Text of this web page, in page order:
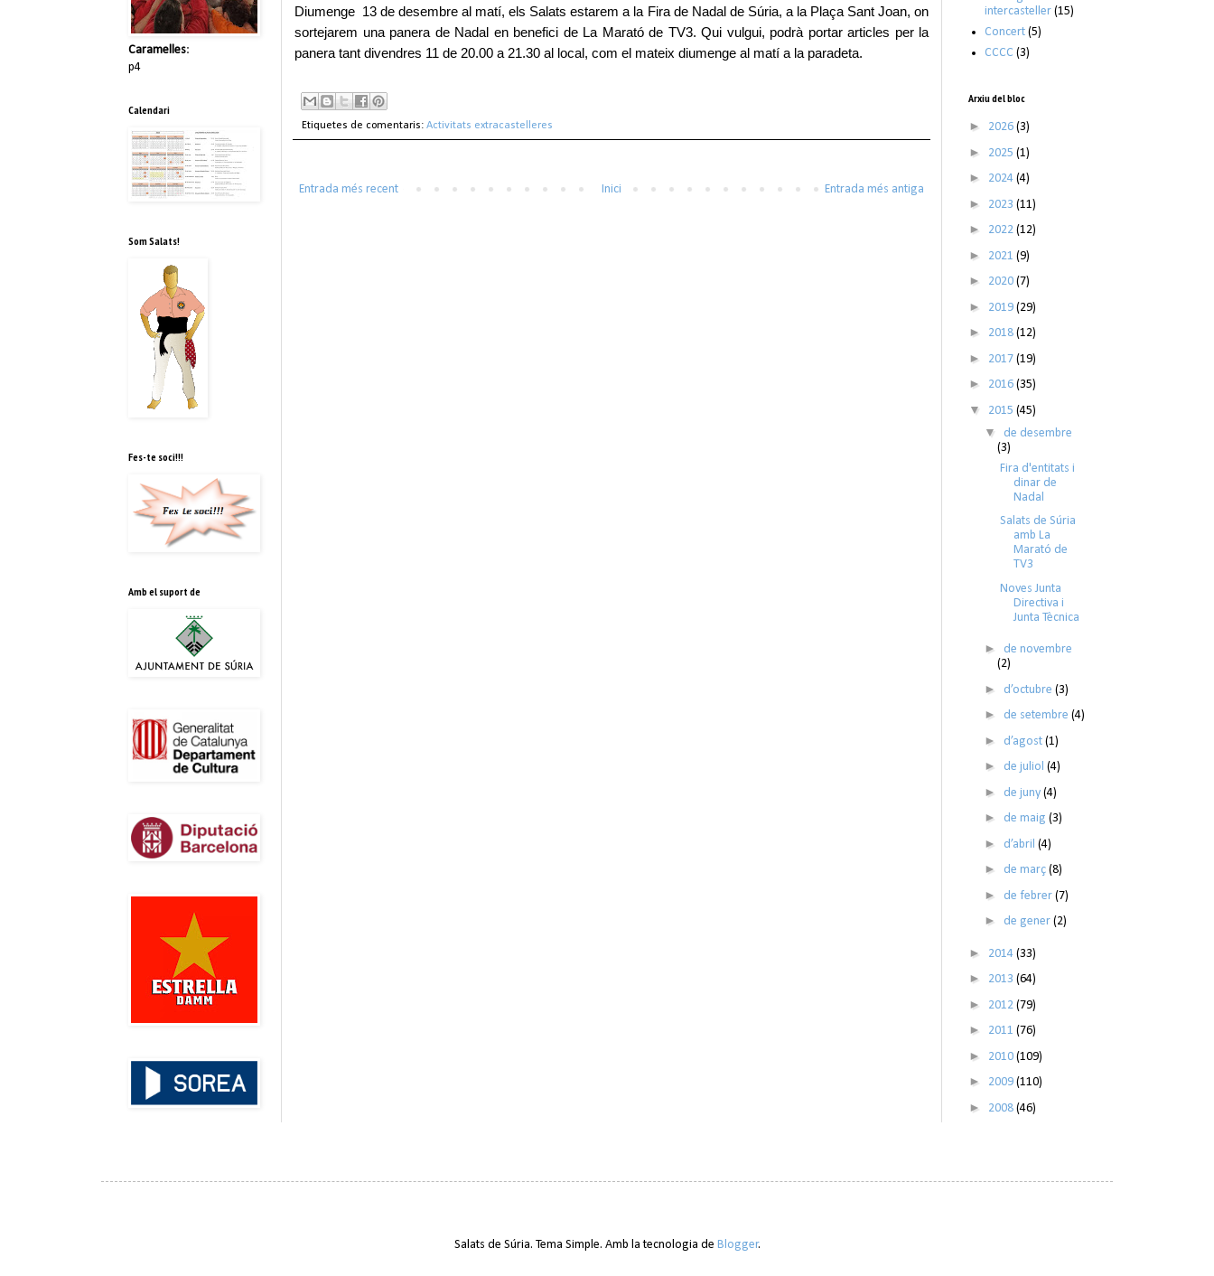
Diumenge 13 de desembre al matí, els Salats estarem a la Fira de Nadal de Súria, a la Plaça Sant Joan, on
sortejarem una panera de Nadal en benefici de La Marató de TV3. Qui vulgui, podrà portar articles per la
panera tant divendres 11 de 20.00 a 21.30 al local, com el mateix diumenge al matí a la paradeta.
Etiquetes de comentaris: Activitats extracastelleres
Entrada més recent Entrada més antiga
Inici
Caramelles:
p4
Calendari
Som Salats!
Fes-te soci!!!
Amb el suport de
intercasteller (15)
Concert (5)
CCCC (3)
Arxiu del bloc
► 2026 (3)
► 2025 (1)
► 2024 (4)
► 2023 (11)
► 2022 (12)
► 2021 (9)
► 2020 (7)
► 2019 (29)
► 2018 (12)
► 2017 (19)
► 2016 (35)
▼ 2015 (45)
▼
de desembre
(3)
Fira d'entitats i
dinar de
Nadal
Salats de Súria
amb La
Marató de
TV3
Noves Junta
Directiva i
Junta Tècnica
►
de novembre
(2)
► d’octubre (3)
► de setembre (4)
► d’agost (1)
► de juliol (4)
► de juny (4)
► de maig (3)
► d’abril (4)
► de març (8)
► de febrer (7)
► de gener (2)
► 2014 (33)
► 2013 (64)
► 2012 (79)
► 2011 (76)
► 2010 (109)
► 2009 (110)
► 2008 (46)
Salats de Súria. Tema Simple. Amb la tecnologia de Blogger.